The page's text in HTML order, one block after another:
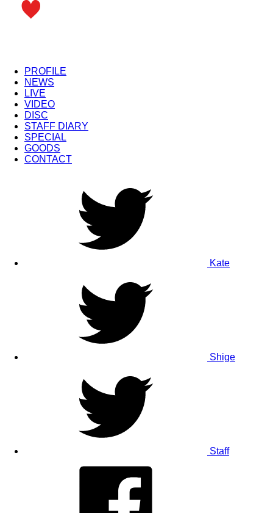
PROFILE
NEWS
LIVE
VIDEO
DISC
STAFF DIARY
SPECIAL
GOODS
CONTACT
Kate
Shige
Staff